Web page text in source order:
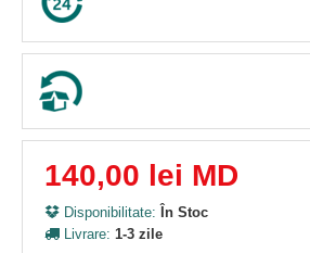
140,00 lei MD
Disponibilitate: În Stoc
Livrare: 1-3 zile